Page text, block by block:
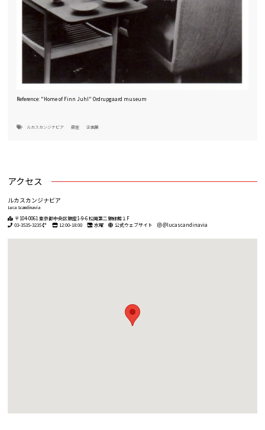
Reference: "Home of Finn Juhl" Ordrupgaard museum
ルカスカンジナビア 銀座 企画展
アクセス
ルカスカンジナビア
Luca Scandinavia
〒104-0061 東京都中央区銀座1-9-6 松岡第二銀緑館１F
03-3535-3235
12:00-18:00 水曜 公式ウェブサイト @lucascandinavia